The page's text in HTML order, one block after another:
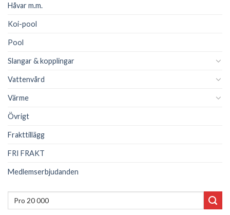
Håvar m.m.
Koi-pool
Pool
Slangar & kopplingar
Vattenvård
Värme
Övrigt
Frakttillägg
FRI FRAKT
Medlemserbjudanden
Sök